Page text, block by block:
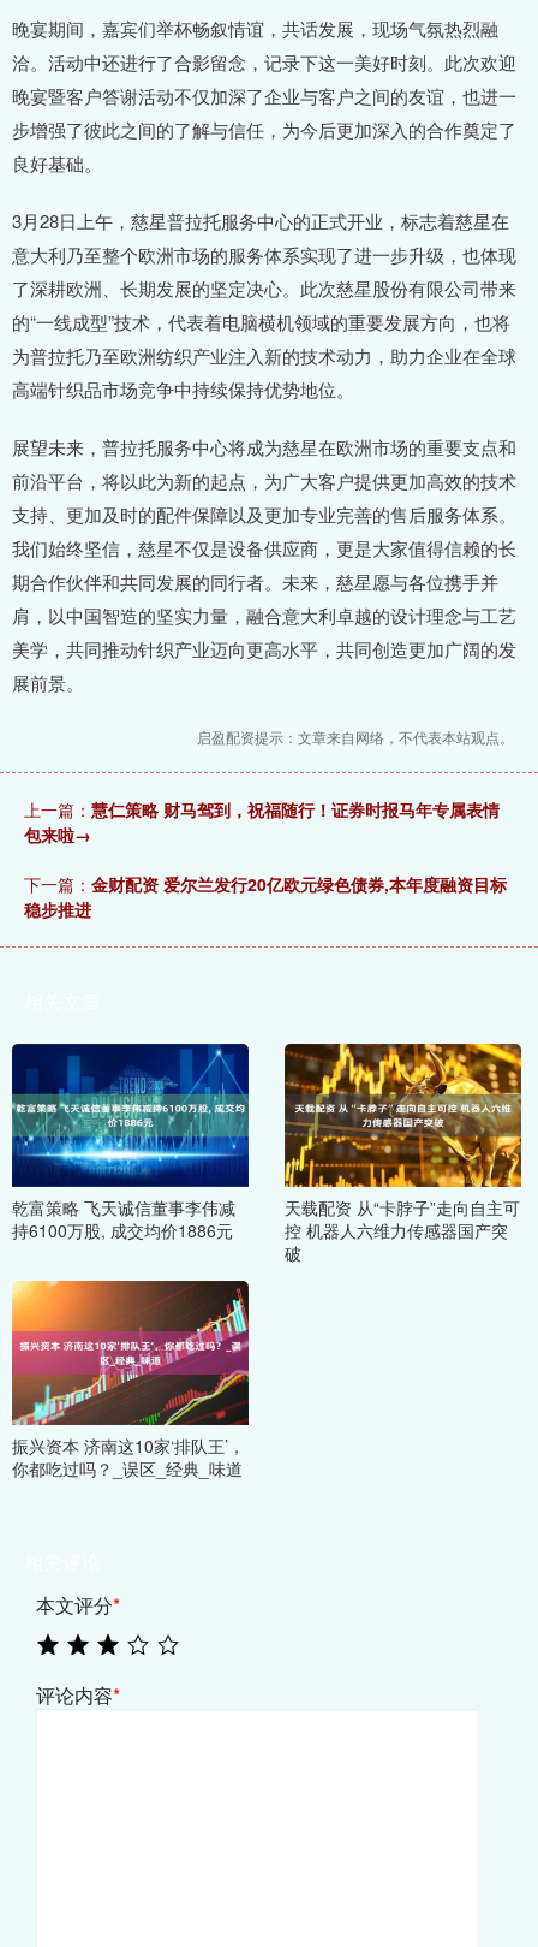
晚宴期间，嘉宾们举杯畅叙情谊，共话发展，现场气氛热烈融
洽。活动中还进行了合影留念，记录下这一美好时刻。此次欢迎
晚宴暨客户答谢活动不仅加深了企业与客户之间的友谊，也进一
步增强了彼此之间的了解与信任，为今后更加深入的合作奠定了
良好基础。
3月28日上午，慈星普拉托服务中心的正式开业，标志着慈星在
意大利乃至整个欧洲市场的服务体系实现了进一步升级，也体现
了深耕欧洲、长期发展的坚定决心。此次慈星股份有限公司带来
的“一线成型”技术，代表着电脑横机领域的重要发展方向，也将
为普拉托乃至欧洲纺织产业注入新的技术动力，助力企业在全球
高端针织品市场竞争中持续保持优势地位。
展望未来，普拉托服务中心将成为慈星在欧洲市场的重要支点和
前沿平台，将以此为新的起点，为广大客户提供更加高效的技术
支持、更加及时的配件保障以及更加专业完善的售后服务体系。
我们始终坚信，慈星不仅是设备供应商，更是大家值得信赖的长
期合作伙伴和共同发展的同行者。未来，慈星愿与各位携手并
肩，以中国智造的坚实力量，融合意大利卓越的设计理念与工艺
美学，共同推动针织产业迈向更高水平，共同创造更加广阔的发
展前景。
启盈配资提示：文章来自网络，不代表本站观点。
上一篇： 慧仁策略 财马驾到，祝福随行！证券时报马年专属表情
包来啦→
下一篇： 金财配资 爱尔兰发行20亿欧元绿色债券,本年度融资目标
稳步推进
乾富策略 飞天诚信董事李伟减
持6100万股, 成交均价1886元
天载配资 从“卡脖子”走向自主可
控 机器人六维力传感器国产突
破
振兴资本 济南这10家‘排队王’，
你都吃过吗？_误区_经典_味道
本文评分*
评论内容*